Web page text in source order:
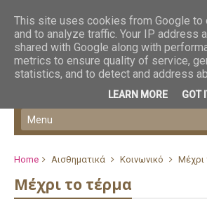
Home Αισθηματικά Κοινωνικό Μέχρι
Μέχρι το τέρμα
This site uses cookies from Google
and to analyze traffic. Your IP address
shared with Google along with
metrics to ensure quality of service,
statistics, and to detect and address
LEARN MORE GOT